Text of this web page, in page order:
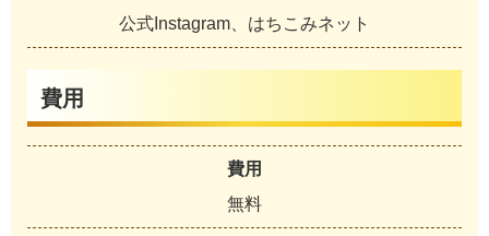
公式Instagram、はちこみネット
費用
費用
無料